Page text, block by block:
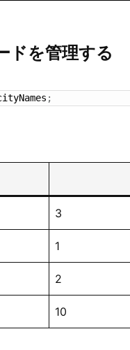
ドを管理する
;
3
1
2
10